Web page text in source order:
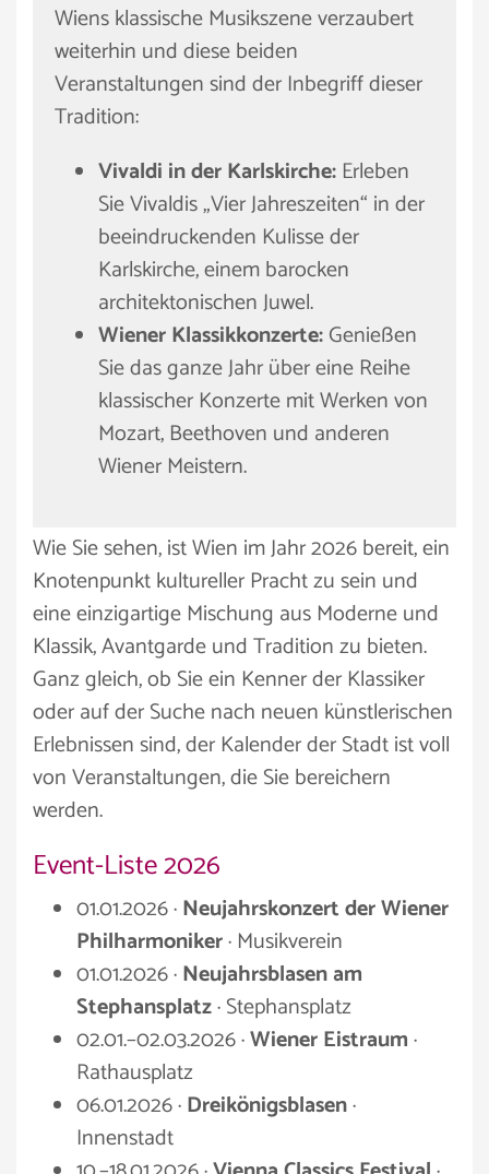
Wiens klassische Musikszene verzaubert
weiterhin und diese beiden
Veranstaltungen sind der Inbegriff dieser
Tradition:
Vivaldi in der Karlskirche: Erleben
Sie Vivaldis „Vier Jahreszeiten“ in der
beeindruckenden Kulisse der
Karlskirche, einem barocken
architektonischen Juwel.
Wiener Klassikkonzerte:Genießen
Sie das ganze Jahr über eine Reihe
klassischer Konzerte mit Werken von
Mozart, Beethoven und anderen
Wiener Meistern.
Wie Sie sehen, ist Wien im Jahr 2026 bereit, ein
Knotenpunkt kultureller Pracht zu sein und
eine einzigartige Mischung aus Moderne und
Klassik, Avantgarde und Tradition zu bieten.
Ganz gleich, ob Sie ein Kenner der Klassiker
oder auf der Suche nach neuen künstlerischen
Erlebnissen sind, der Kalender der Stadt ist voll
von Veranstaltungen, die Sie bereichern
werden.
Event-Liste 2026
01.01.2026 ·Neujahrskonzert der Wiener
Philharmoniker· Musikverein
01.01.2026 ·Neujahrsblasen am
Stephansplatz· Stephansplatz
02.01.–02.03.2026 ·Wiener Eistraum·
Rathausplatz
06.01.2026 ·Dreikönigsblasen·
Innenstadt